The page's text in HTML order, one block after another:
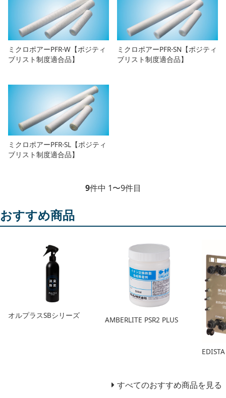
ミクロポアーPFR-W【ポジティ
ブリスト制度適合品】
ミクロポアーPFR-SN【ポジティ
ブリスト制度適合品】
ミクロポアーPFR-SL【ポジティ
ブリスト制度適合品】
9件中 1〜9件目
おすすめ商品
オルプラスSBシリーズ AMBERLITE PSR2 PLUS
すべてのおすすめ商品を見る